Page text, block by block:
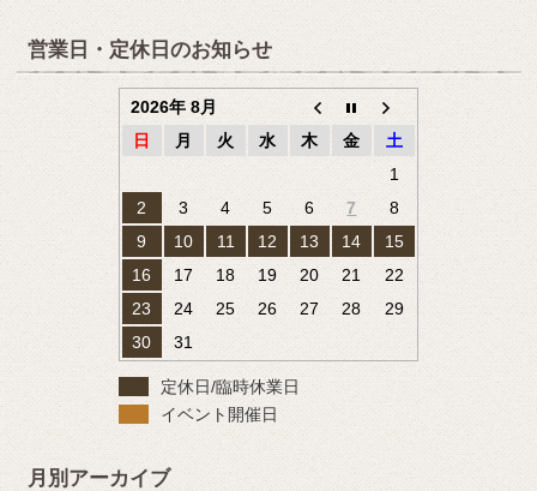
営業日・定休日のお知らせ
2026年 8月
日
月 火 水 木 金
土
1
2
3 4 5 6 7
8
9
10 11 12 13 14
15
16
17 18 19 20 21
22
23
24 25 26 27 28
29
30
31
定休日/臨時休業日
イベント開催日
月別アーカイブ